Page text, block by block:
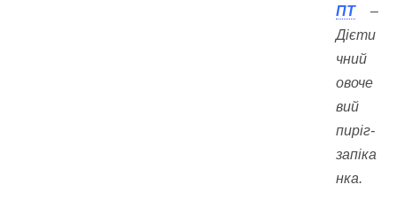
ПТ–
Дієти
чний
овоче
вий
пиріг-
запіка
нка.